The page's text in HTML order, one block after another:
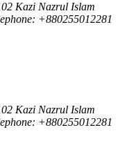
Kazi Nazrul Islam
+880255012281
Kazi Nazrul Islam
+880255012281